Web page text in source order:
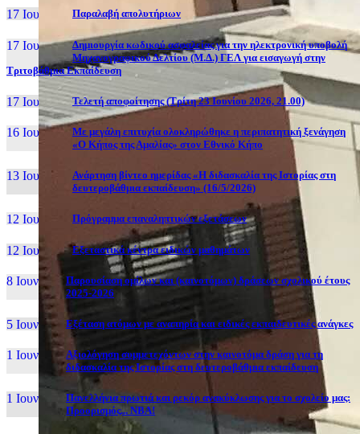
17 Ιουν, 26 Παραλαβή απολυτήριων
17 Ιουν, 26
Δημιουργία κωδικού ασφαλείας για την ηλεκτρονική υποβολή
Μηχανογραφικού Δελτίου (Μ.Δ.) ΓΕΛ για εισαγωγή στην
Τριτοβάθμια Εκπαίδευση
17 Ιουν, 26 Τελετή αποφοίτησης (Τρίτη 23 Ιουνίου 2026, 21.00)
16 Ιουν, 26
Με μεγάλη επιτυχία ολοκληρώθηκε η περιπατητική ξενάγηση
«Ο Κήπος της Αμαλίας» στον Εθνικό Κήπο
13 Ιουν, 26
Ανάρτηση βίντεο ημερίδας «Η διδασκαλία της Ιστορίας στη
δευτεροβάθμια εκπαίδευση» (16/5/2026)
12 Ιουν, 26 Πρόγραμμα επαναληπτικών εξετάσεων
12 Ιουν, 26 Εξεταστικά κέντρα ειδικών μαθημάτων
8 Ιουν, 26
Παρουσίαση ομίλων και (καινοτόμων) δράσεων σχολικού έτους
2025-2026
5 Ιουν, 26 Εξέταση ατόμων με αναπηρία και ειδικές εκπαιδευτικές ανάγκες
1 Ιουν, 26
Αξιολόγηση συμμετεχόντων στην καινοτόμα δράση για τη
διδασκαλία της Ιστορίας στη δευτεροβάθμια εκπαίδευση
1 Ιουν, 26
Πανελλήνια πρωτιά και ρεκόρ ανακύκλωσης για το σχολείο μας:
Προορισμός... NBA!